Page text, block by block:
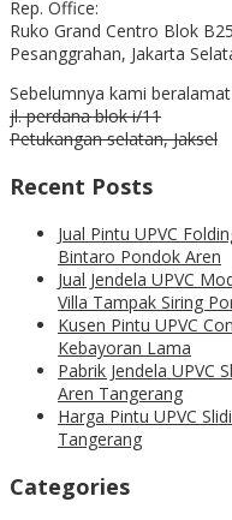
Rep. Office:
Ruko Grand Centro Blok B25
Pesanggrahan, Jakarta
Sebelumnya kami
jl. perdana blok i/11
Petukangan selatan, Jaksel
Recent Posts
Jual Pintu UPVC
Bintaro Pondok Aren
Jual Jendela UPVC
Villa Tampak Siring
Kusen Pintu UPVC
Kebayoran Lama
Pabrik Jendela UPVC
Aren Tangerang
Harga Pintu UPVC
Tangerang
Categories